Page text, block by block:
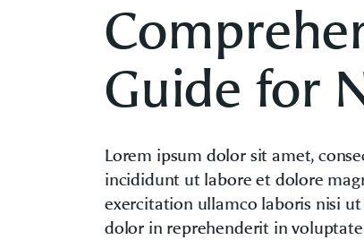
Guide for
Lorem ipsum dolor sit amet,
incididunt ut labore et dolore
exercitation ullamco laboris nisi
dolor in reprehenderit in